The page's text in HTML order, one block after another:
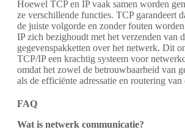
Hoewel TCP en IP vaak samen worden
ze verschillende functies. TCP garandeert
de juiste volgorde en zonder fouten
IP zich bezighoudt met het verzenden van
gegevenspakketten over het netwerk. Dit
TCP/IP een krachtig systeem voor
omdat het zowel de betrouwbaarheid van
als de efficiënte adressatie en routering
FAQ
Wat is netwerk communicatie?